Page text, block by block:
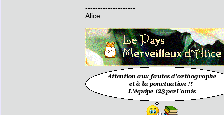
--------------------
Alice